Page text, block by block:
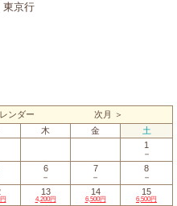
東京行
ンダー
次月 ＞
木 金
土
1
－
6
－
7
－
8
－
13
4,200円
14
6,500円
15
6,500円